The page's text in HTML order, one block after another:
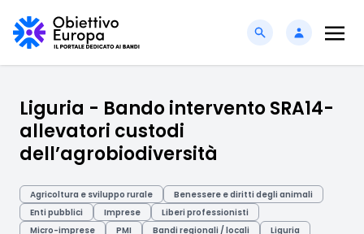
Liguria - Bando intervento SRA14-
allevatori custodi
dell’agrobiodiversità
Agricoltura e sviluppo rurale
Benessere e diritti degli animali
Enti pubblici
Imprese
Liberi professionisti
Micro-imprese
PMI Bandi regionali / locali Liguria